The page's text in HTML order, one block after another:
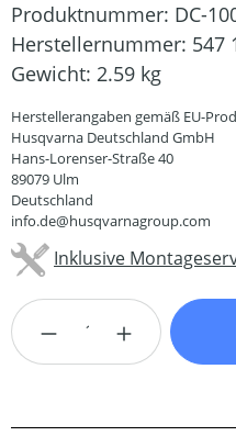
Produktnummer: DC-
Herstellernummer: 547
Gewicht: 2.59 kg
Herstellerangaben gemäß EU-
Husqvarna Deutschland GmbH
Hans-Lorenser-Straße 40
89079 Ulm
Deutschland
info.de@husqvarnagroup.com
Inklusive
Produkt Anzahl: